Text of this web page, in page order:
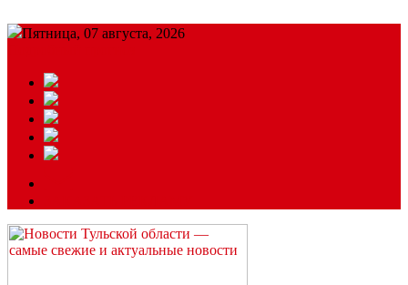
Пятница, 07 августа, 2026